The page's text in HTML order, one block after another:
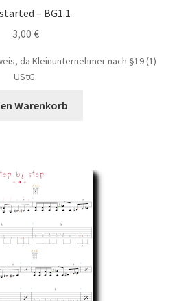
– BG1.1
3,00 €
da Kleinunternehmer nach §19 (1)
UStG.
Warenkorb